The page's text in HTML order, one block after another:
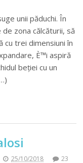
unii păduchi. În
zona călcăturii, să
cu trei dimensiuni în
È™i aspiră
beției cu un
25/10/2018
23